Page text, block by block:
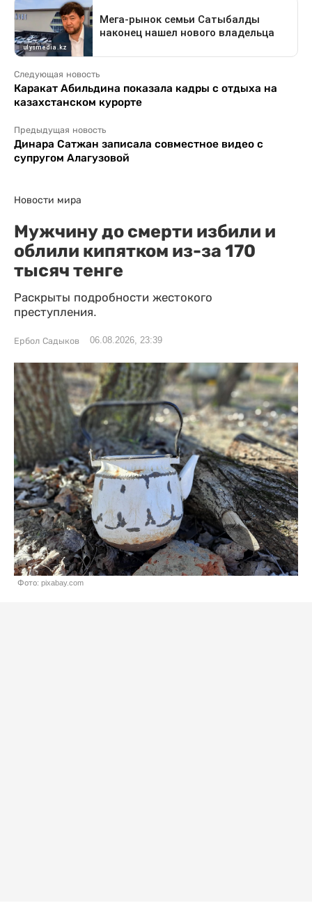
Следующая новость
Каракат Абильдина показала кадры с отдыха на
казахстанском курорте
Предыдущая новость
Динара Сатжан записала совместное видео с
супругом Алагузовой
Новости мира
Мужчину до смерти избили и
облили кипятком из-за 170
тысяч тенге
Раскрыты подробности жестокого
преступления.
Ербол Садыков 06.08.2026, 23:39
Фото: pixabay.com